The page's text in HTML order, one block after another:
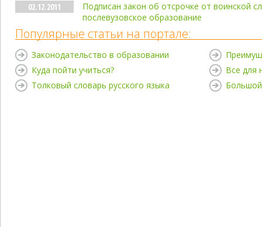
02.12.2011
Подписан закон об отсрочке от воинской
послевузовское образование
Популярные статьи на портале:
Законодательство в образовании
Куда пойти учиться?
Толковый словарь русского языка
Все для
Большой